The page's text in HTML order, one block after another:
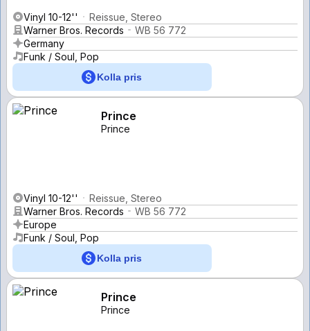
Vinyl 10-12''
Reissue, Stereo
Warner Bros. Records
WB 56 772
Germany
Funk / Soul, Pop
Kolla pris
Prince
Prince
Vinyl 10-12''
Reissue, Stereo
Warner Bros. Records
WB 56 772
Europe
Funk / Soul, Pop
Kolla pris
Prince
Prince